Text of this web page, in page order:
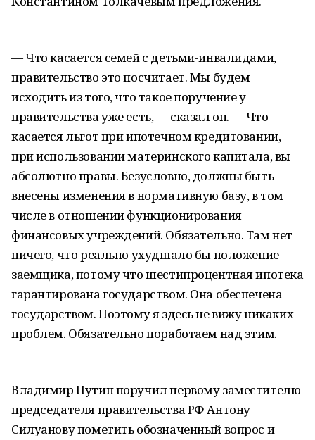
— Что касается семей с детьми-инвалидами,
правительство это посчитает. Мы будем
исходить из того, что такое поручение у
правительства уже есть, — сказал он. — Что
касается льгот при ипотечном кредитовании,
при использовании материнского капитала, вы
абсолютно правы. Безусловно, должны быть
внесены изменения в нормативную базу, в том
числе в отношении функционирования
финансовых учреждений. Обязательно. Там нет
ничего, что реально ухудшало бы положение
заемщика, потому что шестипроцентная ипотека
гарантирована государством. Она обеспечена
государством. Поэтому я здесь не вижу никаких
проблем. Обязательно поработаем над этим.
Владимир Путин поручил первому заместителю
председателя правительства РФ Антону
Силуанову пометить обозначенный вопрос и